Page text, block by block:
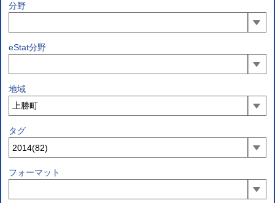
分野
eStat分野
地域
タグ
フォーマット